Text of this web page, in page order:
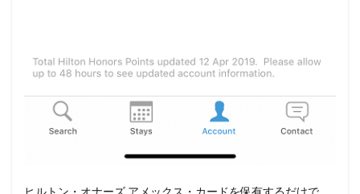
ヒルトン・オナーズ アメックス・カードを保有するだけで、